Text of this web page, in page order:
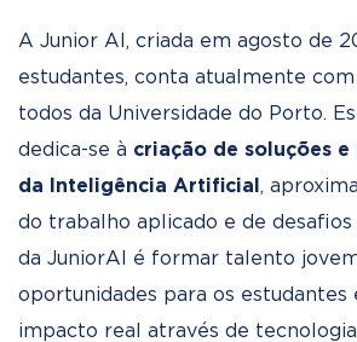
A Junior AI, criada em agosto de
estudantes, conta atualmente
todos da Universidade do Porto.
dedica-se à criação de soluções
da Inteligência Artificial ,
do trabalho aplicado e de desafios
da JuniorAI é formar talento
oportunidades para os
impacto real através de